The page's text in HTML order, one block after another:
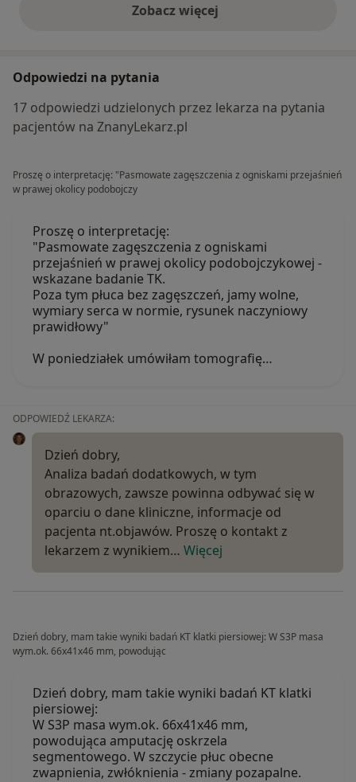
Zobacz więcejopinie powyżej
Odpowiedzi na pytania
17 odpowiedzi udzielonych przez lekarza na pytania
pacjentów na ZnanyLekarz.pl
Proszę o interpretację: "Pasmowate zagęszczenia z ogniskami przejaśnień
w prawej okolicy podobojczy
Proszę o interpretację:
"Pasmowate zagęszczenia z ogniskami
przejaśnień w prawej okolicy podobojczykowej -
wskazane badanie TK.
Poza tym płuca bez zagęszczeń, jamy wolne,
wymiary serca w normie, rysunek naczyniowy
prawidłowy"
W poniedziałek umówiłam tomografię…
ODPOWIEDŹ LEKARZA:
Dzień dobry,
Analiza badań dodatkowych, w tym
obrazowych, zawsze powinna odbywać się w
oparciu o dane kliniczne, informacje od
pacjenta nt.objawów. Proszę o kontakt z
lekarzem z wynikiem… Więcej
Dzień dobry, mam takie wyniki badań KT klatki piersiowej: W S3P masa
wym.ok. 66x41x46 mm, powodując
Dzień dobry, mam takie wyniki badań KT klatki
piersiowej:
W S3P masa wym.ok. 66x41x46 mm,
powodująca amputację oskrzela
segmentowego. W szczycie płuc obecne
zwapnienia, zwłóknienia - zmiany pozapalne.